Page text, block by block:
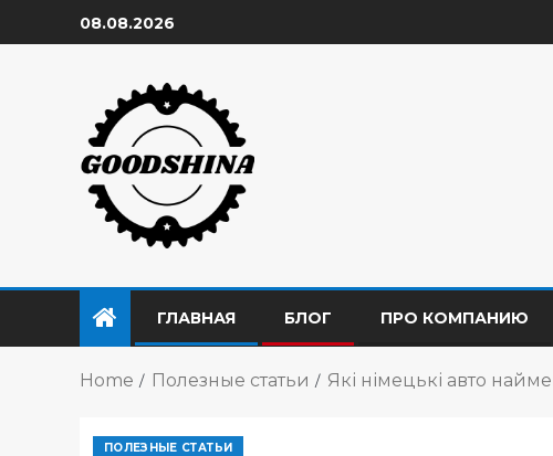
08.08.2026
ГЛАВНАЯ БЛОГ ПРО КОМПАНИЮ
Home Полезные статьи Які німецькі авто
ПОЛЕЗНЫЕ СТАТЬИ